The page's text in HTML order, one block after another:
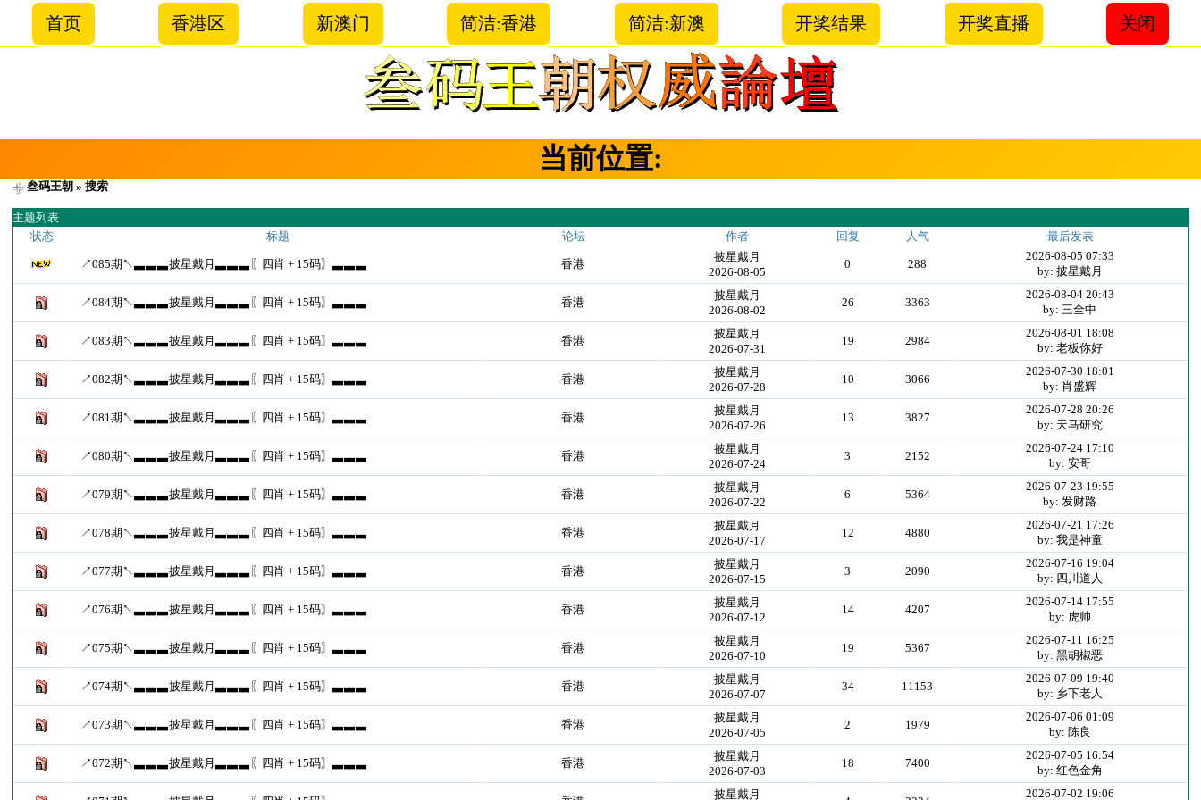
首页 香港区 新澳门 简洁:香港 简洁:新澳 开奖结果 开奖直播 关闭
当前位置:
叁码王朝 » 搜索
主题列表
状态
标题 论坛 作者 回复 人气 最后发表
↗085期↖▃▃▃披星戴月▃▃▃〖四肖 + 15码〗▃▃▃ 香港
披星戴月
2026-08-05
0 288
2026-08-05 07:33
by: 披星戴月
↗084期↖▃▃▃披星戴月▃▃▃〖四肖 + 15码〗▃▃▃ 香港
披星戴月
2026-08-02
26 3363
2026-08-04 20:43
by: 三全中
↗083期↖▃▃▃披星戴月▃▃▃〖四肖 + 15码〗▃▃▃ 香港
披星戴月
2026-07-31
19 2984
2026-08-01 18:08
by: 老板你好
↗082期↖▃▃▃披星戴月▃▃▃〖四肖 + 15码〗▃▃▃ 香港
披星戴月
2026-07-28
10 3066
2026-07-30 18:01
by: 肖盛辉
↗081期↖▃▃▃披星戴月▃▃▃〖四肖 + 15码〗▃▃▃ 香港
披星戴月
2026-07-26
13 3827
2026-07-28 20:26
by: 天马研究
↗080期↖▃▃▃披星戴月▃▃▃〖四肖 + 15码〗▃▃▃ 香港
披星戴月
2026-07-24
3 2152
2026-07-24 17:10
by: 安哥
↗079期↖▃▃▃披星戴月▃▃▃〖四肖 + 15码〗▃▃▃ 香港
披星戴月
2026-07-22
6 5364
2026-07-23 19:55
by: 发财路
↗078期↖▃▃▃披星戴月▃▃▃〖四肖 + 15码〗▃▃▃ 香港
披星戴月
2026-07-17
12 4880
2026-07-21 17:26
by: 我是神童
↗077期↖▃▃▃披星戴月▃▃▃〖四肖 + 15码〗▃▃▃ 香港
披星戴月
2026-07-15
3 2090
2026-07-16 19:04
by: 四川道人
↗076期↖▃▃▃披星戴月▃▃▃〖四肖 + 15码〗▃▃▃ 香港
披星戴月
2026-07-12
14 4207
2026-07-14 17:55
by: 虎帅
↗075期↖▃▃▃披星戴月▃▃▃〖四肖 + 15码〗▃▃▃ 香港
披星戴月
2026-07-10
19 5367
2026-07-11 16:25
by: 黑胡椒恶
↗074期↖▃▃▃披星戴月▃▃▃〖四肖 + 15码〗▃▃▃ 香港
披星戴月
2026-07-07
34 11153
2026-07-09 19:40
by: 乡下老人
↗073期↖▃▃▃披星戴月▃▃▃〖四肖 + 15码〗▃▃▃ 香港
披星戴月
2026-07-05
2 1979
2026-07-06 01:09
by: 陈良
↗072期↖▃▃▃披星戴月▃▃▃〖四肖 + 15码〗▃▃▃ 香港
披星戴月
2026-07-03
18 7400
2026-07-05 16:54
by: 红色金角
披星戴月 2026-07-02 19:06